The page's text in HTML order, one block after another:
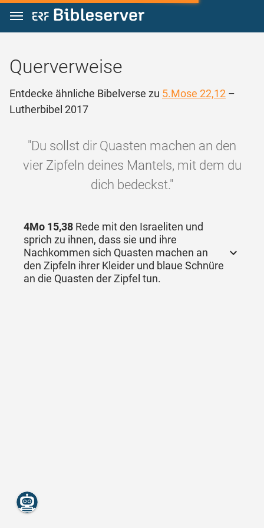
Zum Inhalt springen
Querverweise
Entdecke ähnliche Bibelverse zu 5.Mose 22,12 –
Lutherbibel 2017
"Du sollst dir Quasten machen an den
vier Zipfeln deines Mantels, mit dem du
dich bedeckst."
4Mo 15,38 Rede mit den Israeliten und
sprich zu ihnen, dass sie und ihre
Nachkommen sich Quasten machen an
den Zipfeln ihrer Kleider und blaue Schnüre
an die Quasten der Zipfel tun.